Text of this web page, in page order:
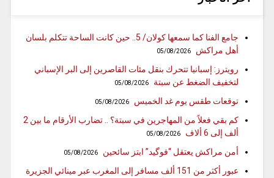
جامع الفنا كما سمعها كولان/ 5.. حين كانت الساحة تتكلم بلسان
أهل مراكش
05/08/2026
رويترز: إسبانيا تتحرك بنقل مئات القاصرين إلى البر الإسباني
لتخفيف الضغط عن سبتة
05/08/2026
توقعات طقس يوم غد الخميس 05/08/2026
كم بقي فعلاً من المهاجرين في سبتة؟ .. تضارب الأرقام ما بين 2
ألف إلى 6 ألاف
05/08/2026
أمن مراكش يعتقل “فوگيد” ابتز سائحين 05/08/2026
عبور أكثر من 151 ألف مسافر إلى المغرب عبر مينائي الجزيرة